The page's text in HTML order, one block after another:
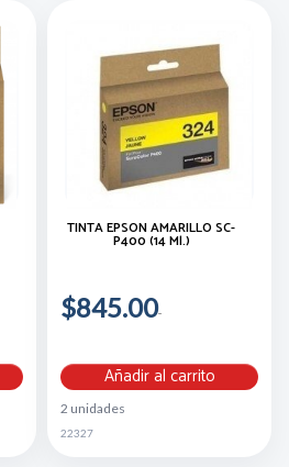
TINTA EPSON AMARILLO SC-
P400 (14 Ml.)
$845.00
Añadir al carrito
2 unidades
22327